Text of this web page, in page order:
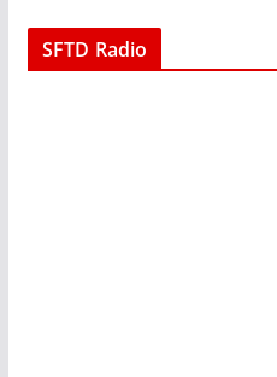
SFTD Radio